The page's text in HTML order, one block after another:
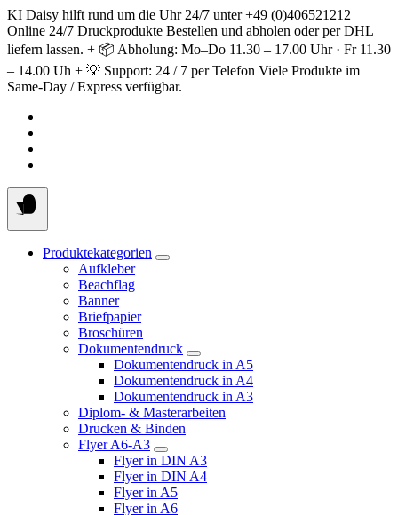
Springe
zum
Inhalt
KI Daisy hilft rund um die Uhr 24/7 unter +49 (0)406521212
Online 24/7 Druckprodukte Bestellen und abholen oder per DHL
liefern lassen. + 📦 Abholung: Mo–Do 11.30 – 17.00 Uhr · Fr 11.30
– 14.00 Uh + 💡 Support: 24 / 7 per Telefon Viele Produkte im
Same-Day / Express verfügbar.
Produktekategorien
Aufkleber
Beachflag
Banner
Briefpapier
Broschüren
Dokumentendruck
Dokumentendruck in A5
Dokumentendruck in A4
Dokumentendruck in A3
Diplom- & Masterarbeiten
Drucken & Binden
Flyer A6-A3
Flyer in DIN A3
Flyer in DIN A4
Flyer in A5
Flyer in A6